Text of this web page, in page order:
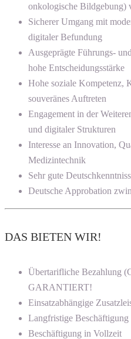
onkologische Bildgebung)
Sicherer Umgang mit
digitaler Befundung
Ausgeprägte Führungs-
hohe Entscheidungsstärke
Hohe soziale Kompetenz,
souveränes Auftreten
Engagement in der
und digitaler Strukturen
Interesse an Innovation,
Medizintechnik
Sehr gute
Deutsche Approbation
DAS BIETEN WIR!
Übertarifliche Bezahlung
GARANTIERT!
Einsatzabhängige
Langfristige Beschäftigung
Beschäftigung in Vollzeit